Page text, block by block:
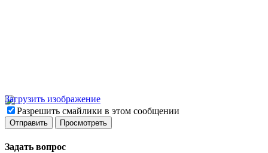
Загрузить изображение
Разрешить смайлики в этом сообщении
Задать вопрос